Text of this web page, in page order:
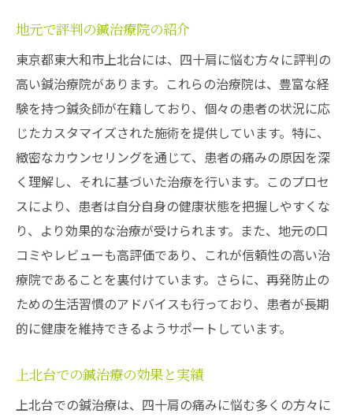
地元で評判の鍼治療院の紹介
東京都東大和市上北台には、四十肩に悩む方々に評判の
高い鍼治療院があります。これらの治療院は、豊富な経
験を持つ鍼灸師が在籍しており、個々の患者の状況に応
じたカスタマイズされた施術を提供しています。特に、
緻密なカウンセリングを通じて、患者の痛みの原因を深
く理解し、それに基づいた治療を行います。このプロセ
スにより、患者は自分自身の健康状態を把握しやすくな
り、より効果的な治療が受けられます。また、地元の口
コミやレビューも高評価であり、これが信頼性の高い治
療院であることを裏付けています。さらに、再発防止の
ための生活習慣のアドバイスも行っており、患者が長期
的に健康を維持できるようサポートしています。
上北台での鍼治療の効果と実績
上北台での鍼治療は、四十肩の痛みに悩む多くの方々に